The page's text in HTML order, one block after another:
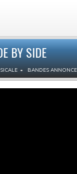
BY SIDE
BANDES